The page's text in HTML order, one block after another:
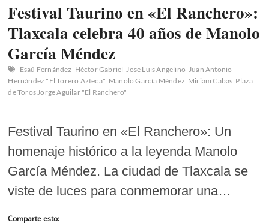
Festival Taurino en «El Ranchero»:
Tlaxcala celebra 40 años de Manolo
García Méndez
Esaú Fernández Héctor Gabriel Jose Luis Angelino Juan Antonio
Hernández "El Torero Azteca" Manolo García Méndez Miriam Cabas Plaza
de Toros Jorge Aguilar "El Ranchero"
Festival Taurino en «El Ranchero»: Un
homenaje histórico a la leyenda Manolo
García Méndez. La ciudad de Tlaxcala se
viste de luces para conmemorar una…
Comparte esto: